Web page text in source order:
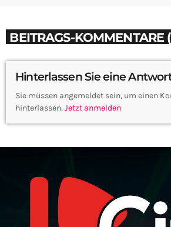
BEITRAGS-KOMMENTARE
Hinterlassen Sie eine
Sie müssen angemeldet sein, um einen
hinterlassen. Jetzt anmelden